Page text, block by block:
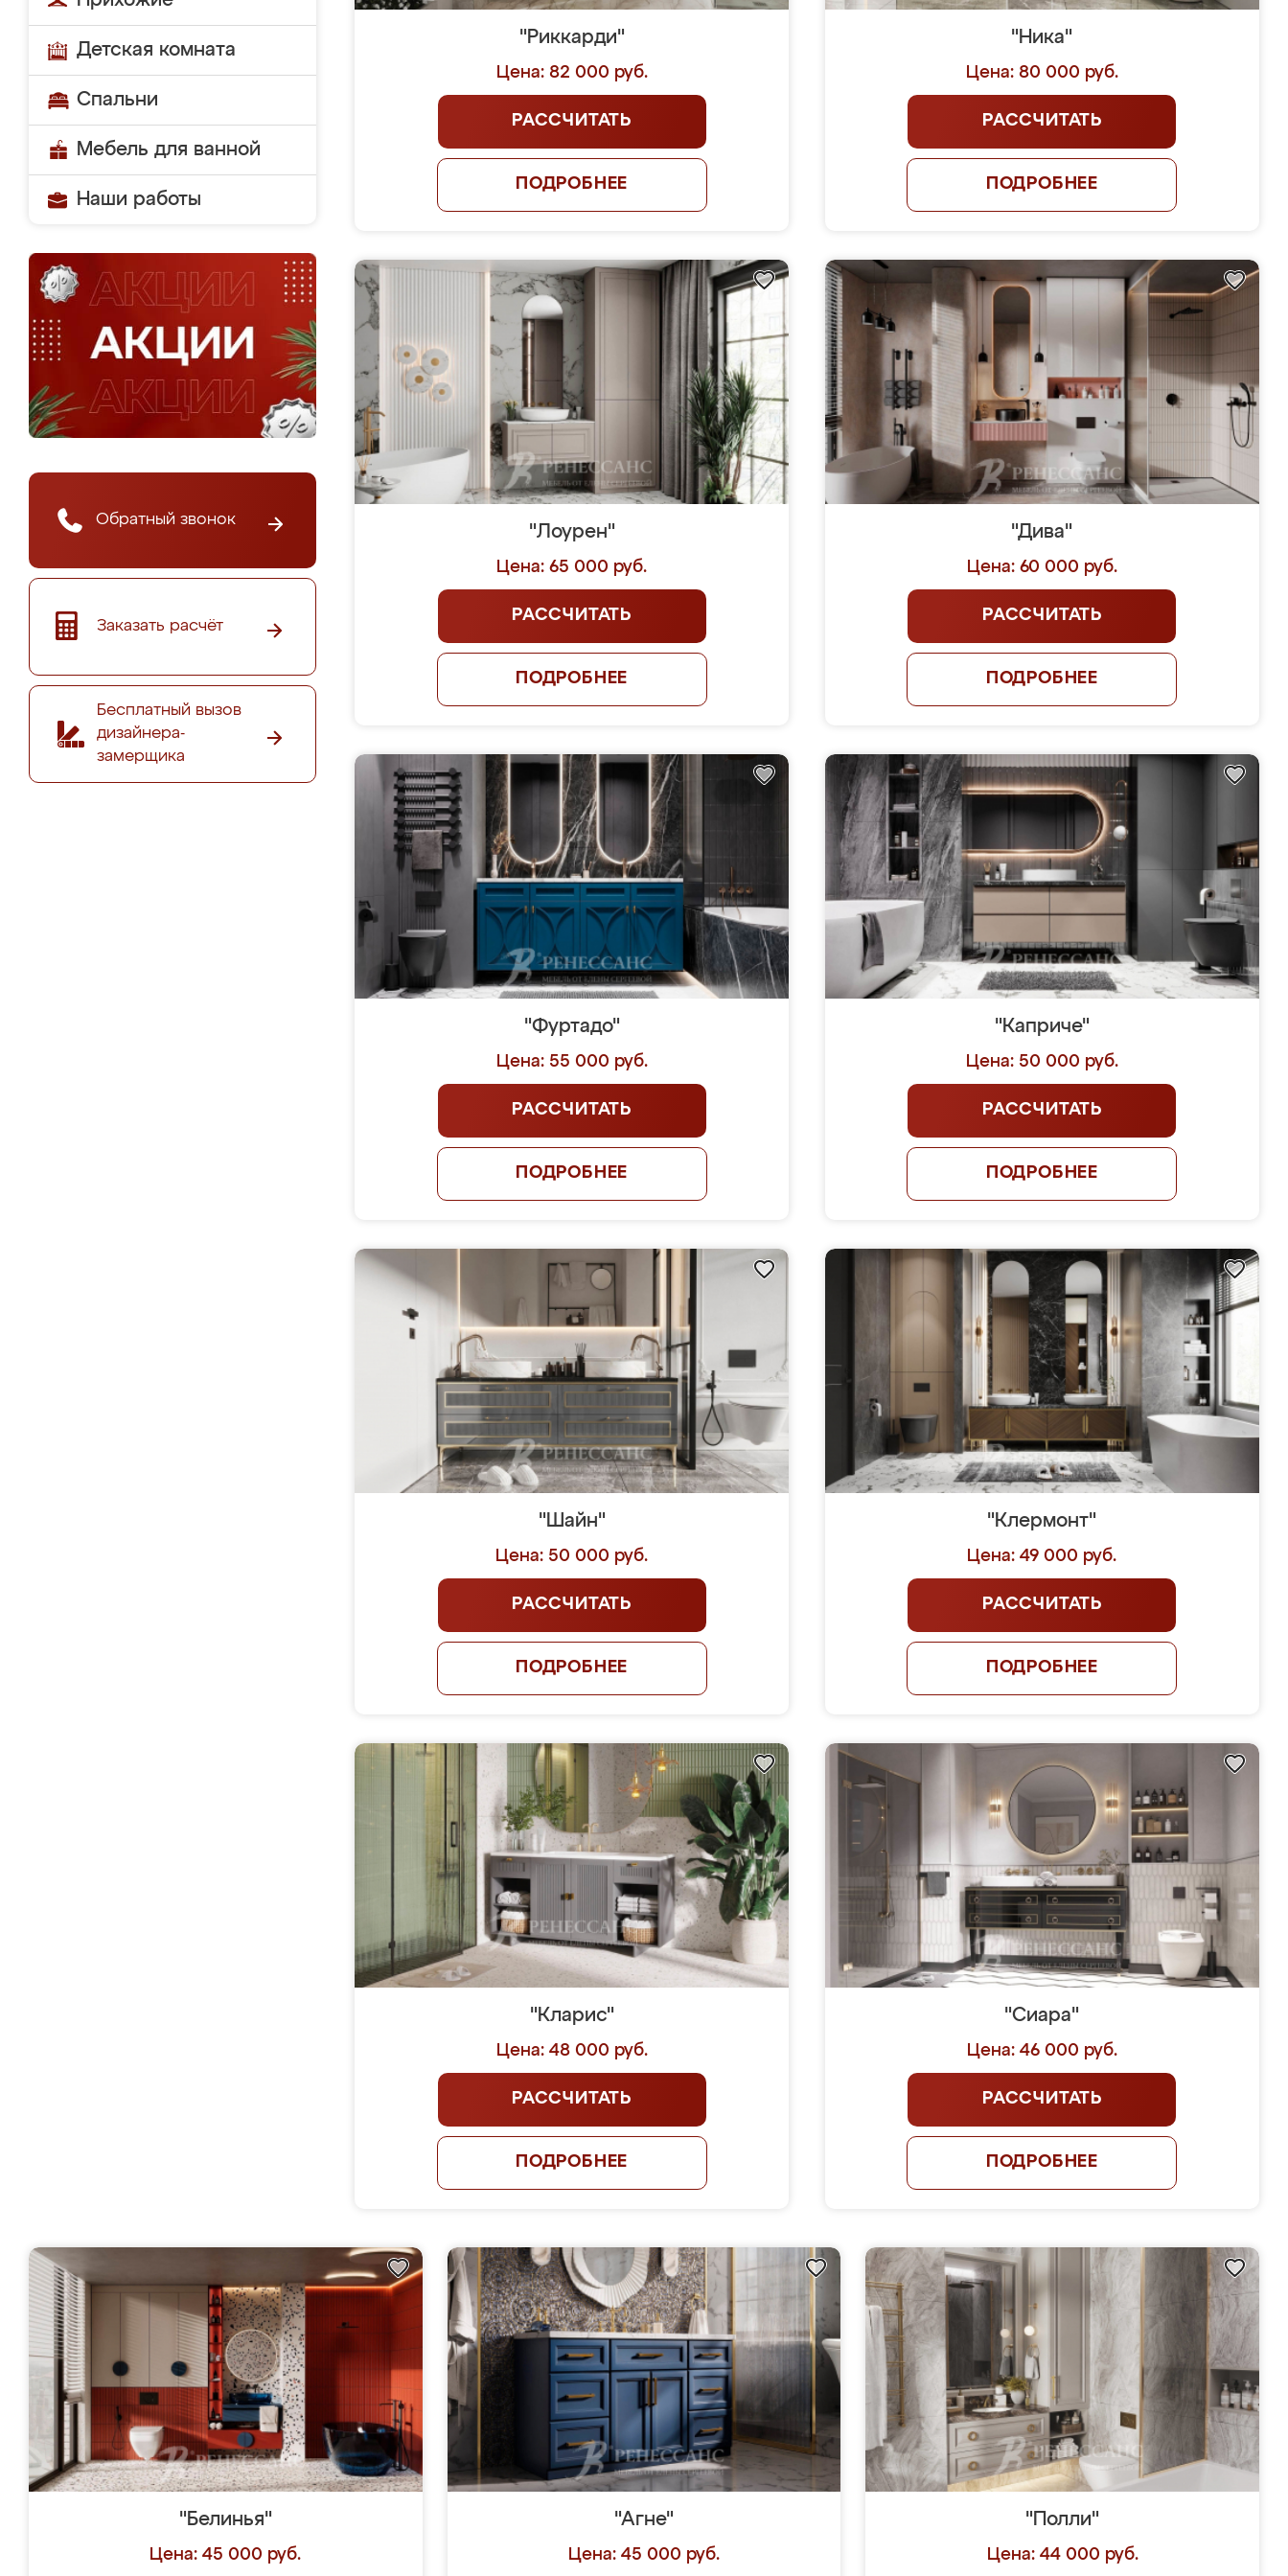
Детская комната
Спальни
Мебель для ванной
Наши работы
Обратный звонок
Заказать расчёт
Бесплатный вызов
дизайнера-
замерщика
"Риккарди"
Цена: 82 000 руб.
РАССЧИТАТЬ
ПОДРОБНЕЕ
"Ника"
Цена: 80 000 руб.
РАССЧИТАТЬ
ПОДРОБНЕЕ
"Лоурен"
Цена: 65 000 руб.
РАССЧИТАТЬ
ПОДРОБНЕЕ
"Дива"
Цена: 60 000 руб.
РАССЧИТАТЬ
ПОДРОБНЕЕ
"Фуртадо"
Цена: 55 000 руб.
РАССЧИТАТЬ
ПОДРОБНЕЕ
"Каприче"
Цена: 50 000 руб.
РАССЧИТАТЬ
ПОДРОБНЕЕ
"Шайн"
Цена: 50 000 руб.
РАССЧИТАТЬ
ПОДРОБНЕЕ
"Клермонт"
Цена: 49 000 руб.
РАССЧИТАТЬ
ПОДРОБНЕЕ
"Кларис"
Цена: 48 000 руб.
РАССЧИТАТЬ
ПОДРОБНЕЕ
"Сиара"
Цена: 46 000 руб.
РАССЧИТАТЬ
ПОДРОБНЕЕ
"Белинья"
Цена: 45 000 руб.
"Агне"
Цена: 45 000 руб.
"Полли"
Цена: 44 000 руб.